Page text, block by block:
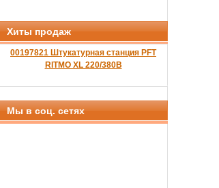
Хиты продаж
00197821 Штукатурная станция PFT
RITMO XL 220/380B
Мы в соц. сетях